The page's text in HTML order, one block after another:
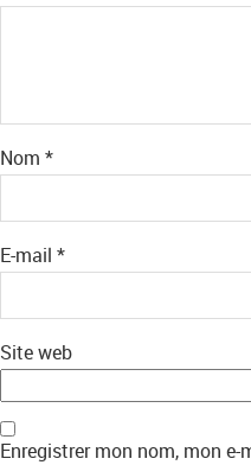
Nom *
E-mail *
Site web
Enregistrer mon nom, mon